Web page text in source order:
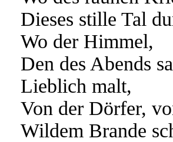
Dieses stille Tal
Wo der Himmel,
Den des Abends
Lieblich malt,
Von der Dörfer,
Wildem Brande